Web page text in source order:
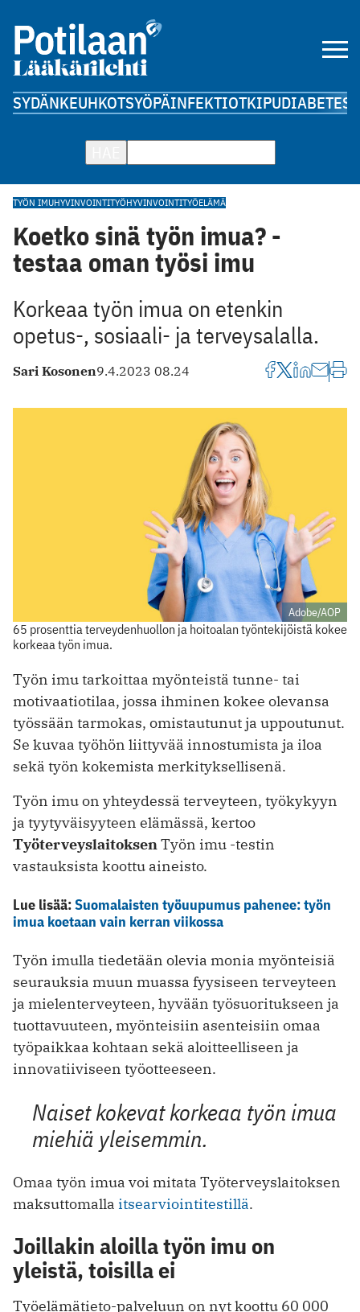
SYDÄNKEUHKOTSYÖPÄINFEKTIOTKIPUDIABETES
TYÖN IMUHYVINVOINTITYÖHYVINVOINTITYÖELÄMÄ
Koetko sinä työn imua? -
testaa oman työsi imu
Korkeaa työn imua on etenkin
opetus-, sosiaali- ja terveysalalla.
Sari Kosonen9.4.2023 08.24
Adobe/AOP
65 prosenttia terveydenhuollon ja hoitoalan työntekijöistä kokee
korkeaa työn imua.
Työn imu tarkoittaa myönteistä tunne- tai
motivaatiotilaa, jossa ihminen kokee olevansa
työssään tarmokas, omistautunut ja uppoutunut.
Se kuvaa työhön liittyvää innostumista ja iloa
sekä työn kokemista merkityksellisenä.
Työn imu on yhteydessä terveyteen, työkykyyn
ja tyytyväisyyteen elämässä, kertoo
TyöterveyslaitoksenTyön imu -testin
vastauksista koottu aineisto.
Lue lisää:Suomalaisten työuupumus pahenee: työn
imua koetaan vain kerran viikossa
Työn imulla tiedetään olevia monia myönteisiä
seurauksia muun muassa fyysiseen terveyteen
ja mielenterveyteen, hyvään työsuoritukseen ja
tuottavuuteen, myönteisiin asenteisiin omaa
työpaikkaa kohtaan sekä aloitteelliseen ja
innovatiiviseen työotteeseen.
Naiset kokevat korkeaa työn imua
miehiä yleisemmin.
Omaa työn imua voi mitata Työterveyslaitoksen
maksuttomalla itsearviointitestillä.
Joillakin aloilla työn imu on
yleistä, toisilla ei
Työelämätieto-palveluun on nyt koottu 60 000